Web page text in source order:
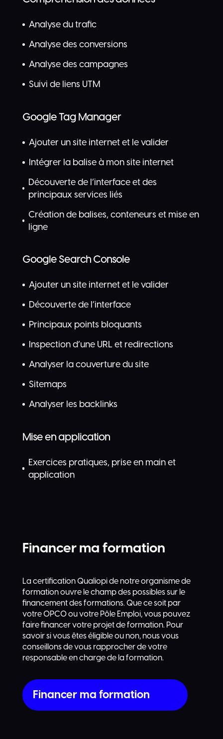
Analyse du trafic
Analyse des conversions
Analyse des campagnes
Suivi de liens UTM
Google Tag Manager
Ajouter un site internet et le valider
Intégrer la balise à mon site internet
Découverte de l’interface et des
principaux services liés
Création de balises, conteneurs et mise en
ligne
Google Search Console
Ajouter un site internet et le valider
Découverte de l’interface
Principaux points bloquants
Inspection d’une URL et redirections
Analyser la couverture du site
Sitemaps
Analyser les backlinks
Mise en application
Exercices pratiques, prise en main et
application
Financer ma formation
La certification Qualiopi de notre organisme de
formation ouvre le champ des possibles sur le
financement des formations. Que ce soit par
votre OPCO ou votre Pôle Emploi, vous pouvez
faire financer votre projet de formation. Pour
savoir si vous êtes éligible ou non, nous vous
conseillons de vous rapprocher de votre
responsable en charge de la formation.
Financer ma formation